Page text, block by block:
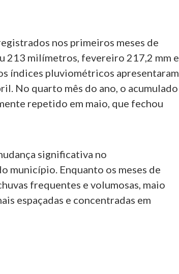
nos primeiros meses de
213 milímetros, fevereiro 217,2 mm e
índices pluviométricos apresentaram
No quarto mês do ano, o acumulado
repetido em maio, que fechou
significativa no
município. Enquanto os meses de
frequentes e volumosas, maio
espaçadas e concentradas em